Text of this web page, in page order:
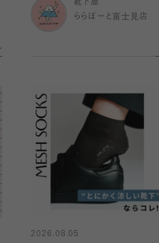
靴下屋
ららぽーと富士見店
2026.08.05